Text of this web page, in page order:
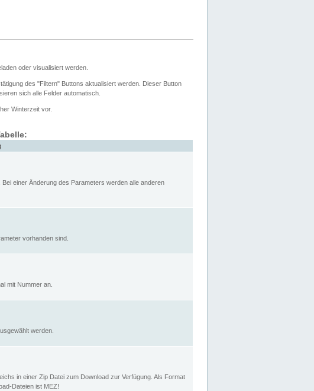
oder visualisiert werden.
des "Filtern" Buttons aktualisiert werden. Dieser Button
sich alle Felder automatisch.
Winterzeit vor.
einer Änderung des Parameters werden alle anderen
vorhanden sind.
mit Nummer an.
werden.
in einer Zip Datei zum Download zur Verfügung. Als Format
Dateien ist MEZ!